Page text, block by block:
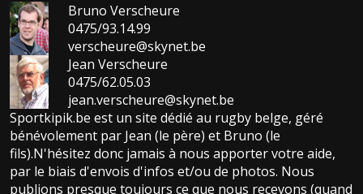
Bruno Verscheure
0475/93.14.99
verscheure@skynet.be
Jean Verscheure
0475/62.05.03
jean.verscheure@skynet.be
Sportkipik.be est un site dédié au rugby belge, géré
bénévolement par Jean (le père) et Bruno (le
fils).N'hésitez donc jamais à nous apporter votre aide,
par le biais d'envois d'infos et/ou de photos. Nous
publions presque toujours ce que nous recevons (quand